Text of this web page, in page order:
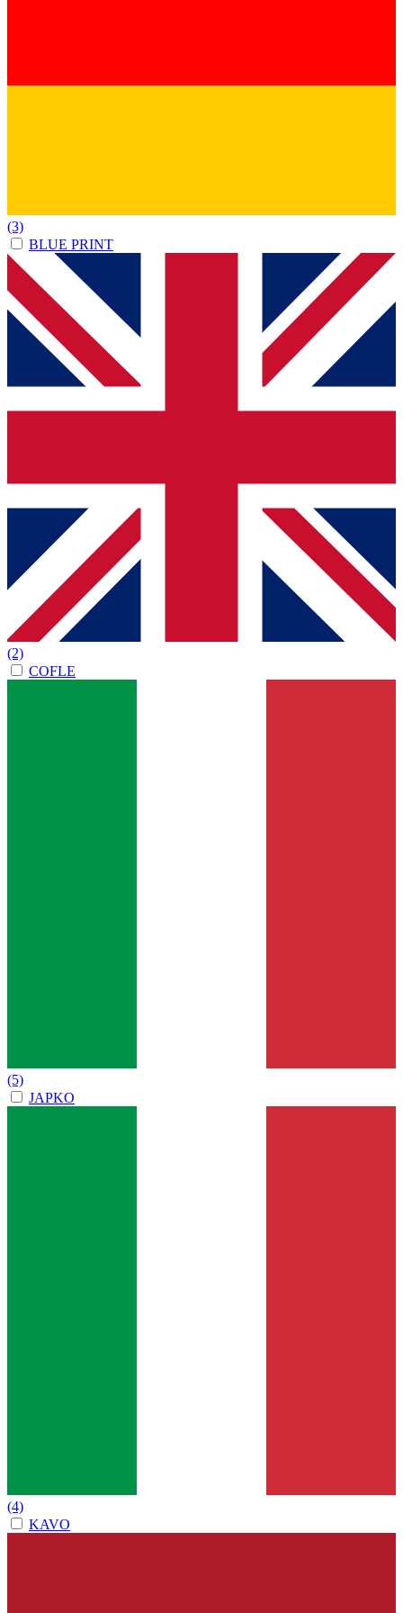
(3)
BLUE PRINT
(2)
COFLE
(5)
JAPKO
(4)
KAVO